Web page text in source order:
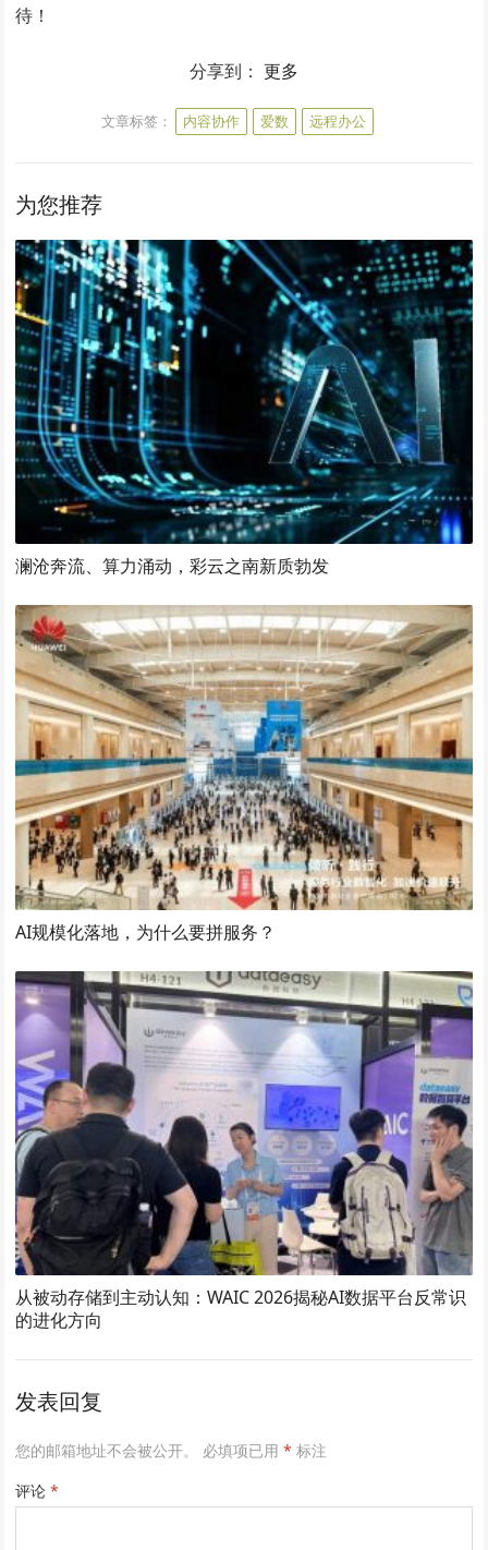
待！
分享到： 更多
文章标签： 内容协作 爱数 远程办公
为您推荐
澜沧奔流、算力涌动，彩云之南新质勃发
AI规模化落地，为什么要拼服务？
从被动存储到主动认知：WAIC 2026揭秘AI数据平台反常识
的进化方向
发表回复
您的邮箱地址不会被公开。 必填项已用* 标注
评论*